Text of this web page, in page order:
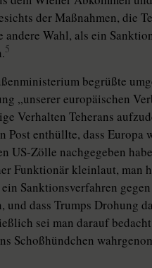
der Maßnahmen, die
andere Wahl, als ein
5
begrüßte
„unserer europäischen
Verhalten Teherans
Post enthüllte, dass Europa
US-Zölle nachgegeben
Funktionär kleinlaut, man
Sanktionsverfahren
und dass Trumps Drohung
sei man darauf
Schoßhündchen